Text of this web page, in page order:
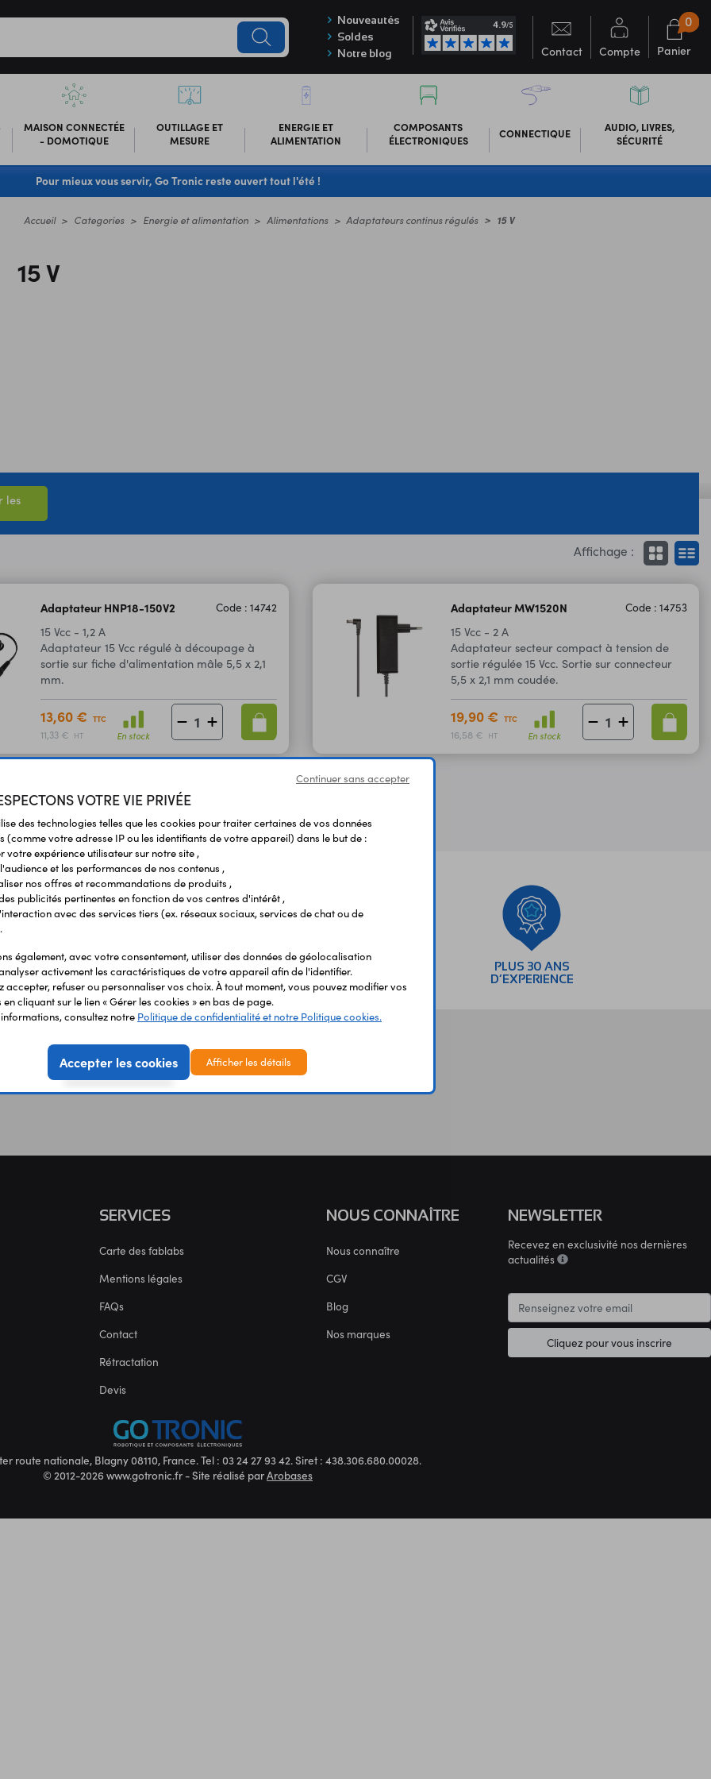
Nouveautés
Soldes
Notre blog
Contact Compte Panier
0
MAISON CONNECTÉE
- DOMOTIQUE
OUTILLAGE ET
MESURE
ENERGIE ET
ALIMENTATION
COMPOSANTS
ÉLECTRONIQUES
CONNECTIQUE
AUDIO, LIVRES,
SÉCURITÉ
Pour mieux vous servir, Go Tronic reste ouvert tout l'été !
Accueil Categories Energie et alimentation Alimentations Adaptateurs continus régulés 15 V
15 V
les
Affichage :
Adaptateur HNP18-150V2 Code : 14742
15 Vcc - 1,2 A
Adaptateur 15 Vcc régulé à découpage à
sortie sur fiche d'alimentation mâle 5,5 x 2,1
mm.
13,60 € TTC
11,33 € HT En stock
Adaptateur MW1520N Code : 14753
15 Vcc - 2 A
Adaptateur secteur compact à tension de
sortie régulée 15 Vcc. Sortie sur connecteur
5,5 x 2,1 mm coudée.
19,90 € TTC
16,58 € HT En stock
LIVRAISON
RAPIDE
ÉTABLISSEMENTS
SCOLAIRES
PLUS 30 ANS
D’EXPERIENCE
Vos aviset témoignages
SERVICES
Carte des fablabs
Mentions légales
FAQs
Contact
Rétractation
Devis
NOUS CONNAÎTRE
Nous connaître
CGV
Blog
Nos marques
NEWSLETTER
Recevez en exclusivité nos dernières
actualités
Cliquez pour vous inscrire
route nationale, Blagny 08110, France. Tel : 03 24 27 93 42. Siret : 438.306.680.00028.
© 2012-2026 www.gotronic.fr - Site réalisé parArobases
Continuer sans accepter
VOTRE VIE PRIVÉE
des technologies telles que les cookies pour traiter certaines de vos données
(comme votre adresse IP ou les identifiants de votre appareil) dans le but de :
votre expérience utilisateur sur notre site ,
et les performances de nos contenus ,
nos offres et recommandations de produits ,
publicités pertinentes en fonction de vos centres d'intérêt ,
avec des services tiers (ex. réseaux sociaux, services de chat ou de
également, avec votre consentement, utiliser des données de géolocalisation
activement les caractéristiques de votre appareil afin de l'identifier.
accepter, refuser ou personnaliser vos choix. À tout moment, vous pouvez modifier vos
cliquant sur le lien « Gérer les cookies » en bas de page.
consultez notre Politique de confidentialité et notre Politique cookies.
Accepter les cookies Afficher les détails